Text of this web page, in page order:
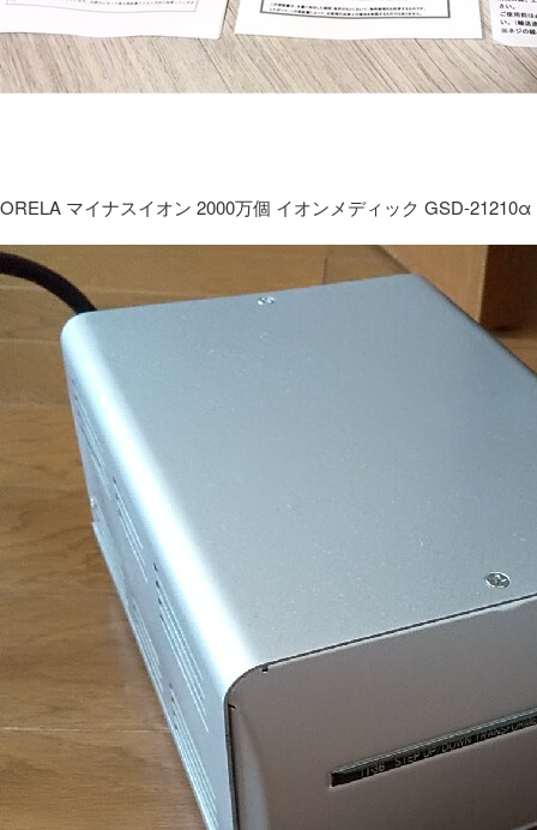
ORELA マイナスイオン 2000万個 イオンメディック GSD-21210α